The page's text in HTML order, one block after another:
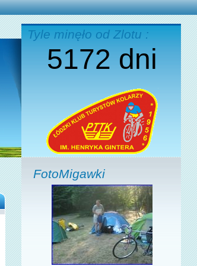
Tyle minęło od Zlotu :
5172 dni
FotoMigawki